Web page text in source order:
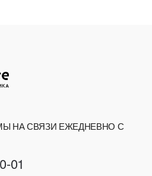
НА СВЯЗИ ЕЖЕДНЕВНО С
01